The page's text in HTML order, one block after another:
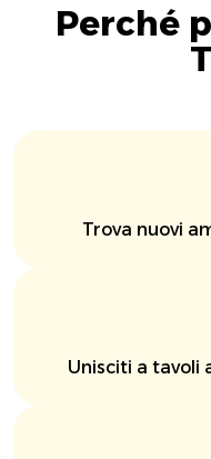
Perché
Trova nuovi
Unisciti a tavoli